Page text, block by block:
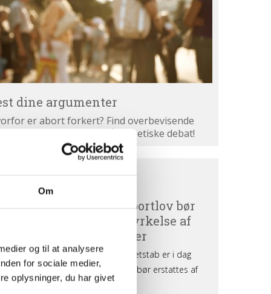
Om
og til at analysere
for sociale medier,
oplysninger, du har givet
dine argumenter
er abort forkert? Find overbevisende
Bliv klogere på den etiske debat!
UDEFRA